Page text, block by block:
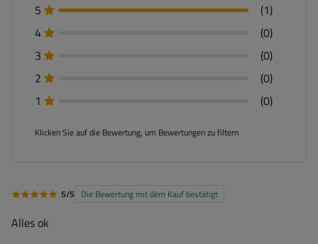
5
(1)
4
(0)
3
(0)
2
(0)
1
(0)
Klicken Sie auf die Bewertung, um Bewertungen zu filtern
5/5 Die Bewertung mit dem Kauf bestätigt
Alles ok